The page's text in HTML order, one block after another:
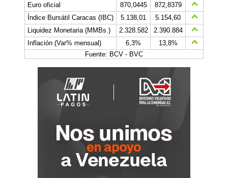
Euro oficial
870,0445
872,8379
Índice Bursátil Caracas (IBC)
5.138,01
5.154,60
Liquidez Monetaria (MMBs.)
2.328.582
2.390.884
Inflación (Var% mensual)
6,3%
13,8%
Fuente: BCV - BVC